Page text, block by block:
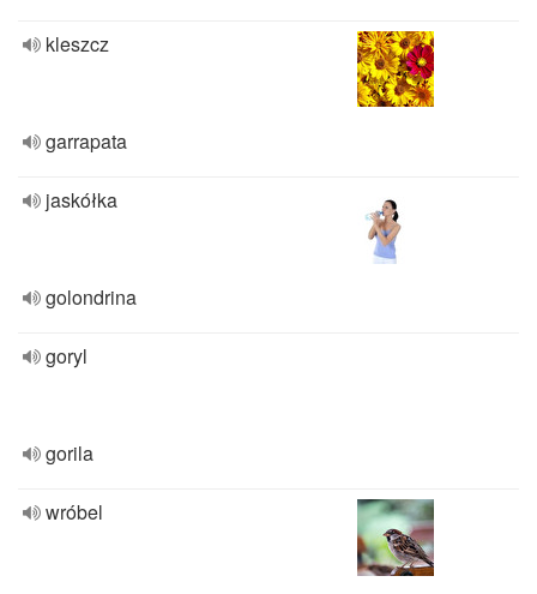
kleszcz
garrapata
jaskółka
golondrina
goryl
gorila
wróbel